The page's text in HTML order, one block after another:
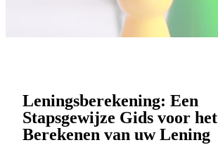
Leningsberekening: Een
Stapsgewijze Gids voor het
Berekenen van uw Lening